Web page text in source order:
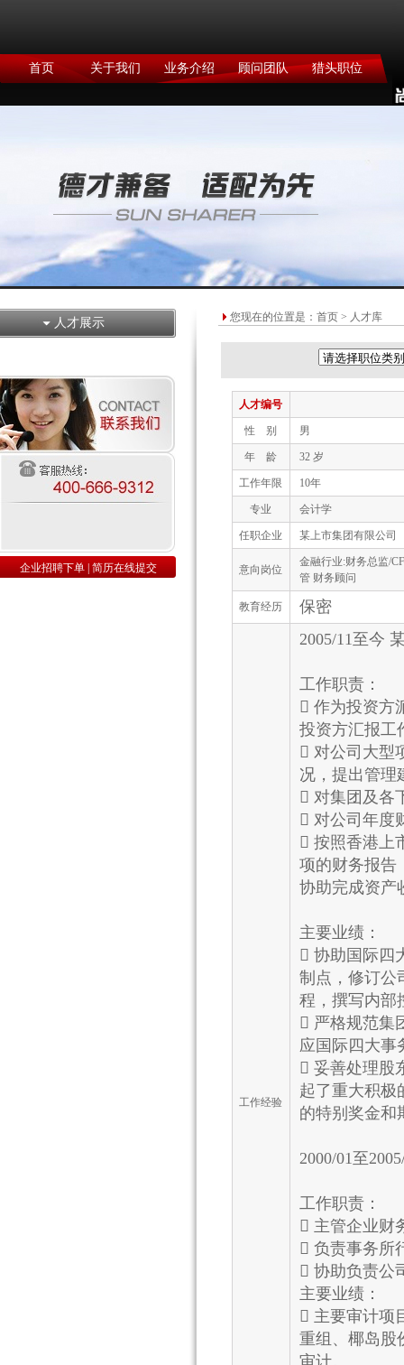
首页 关于我们 业务介绍 顾问团队 猎头职位
人才展示
企业招聘下单 简历在线提交
您现在的位置是： 首页 > 人才库
人才编号
性 别 男
年 龄 32 岁
工作年限 10年
专业 会计学
任职企业 某上市集团有限公司
意向岗位
金融行业:财务总监/
管 财务顾问
教育经历 保密
工作经验
2005/11至今
工作职责：
 作为投资方
投资方汇报工
 对公司大型
况，提出管理
 对集团及各
 对公司年度
 按照香港上
项的财务报告
协助完成资产
主要业绩：
 协助国际四
制点，修订公
程，撰写内部
 严格规范集
应国际四大事
 妥善处理股
起了重大积极
的特别奖金和
2000/01至
工作职责：
 主管企业财
 负责事务所
 协助负责公
主要业绩：
 主要审计项
重组、椰岛股
审计。